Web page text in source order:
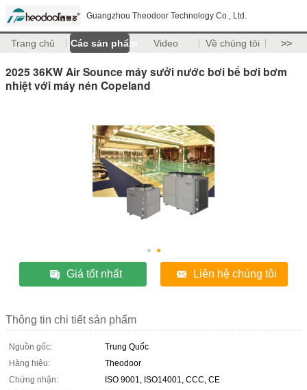
Guangzhou Theodoor Technology Co., Ltd.
Trang chủ Các sản phẩm Video Về chúng tôi >>
2025 36KW Air Sounce máy sưởi nước bơi bể bơi bơm
nhiệt với máy nén Copeland
Giá tốt nhất Liên hệ chúng tôi
Thông tin chi tiết sản phẩm
Nguồn gốc:
Trung Quốc
Hàng hiệu:
Theodoor
Chứng nhận:
ISO 9001, ISO14001, CCC, CE